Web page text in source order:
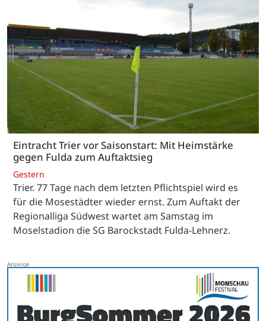
Eintracht Trier vor Saisonstart: Mit Heimstärke
gegen Fulda zum Auftaktsieg
Gestern
Trier. 77 Tage nach dem letzten Pflichtspiel wird es
für die Mosestädter wieder ernst. Zum Auftakt der
Regionalliga Südwest wartet am Samstag im
Moselstadion die SG Barockstadt Fulda-Lehnerz.